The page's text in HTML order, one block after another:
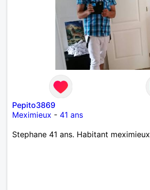
Pepito3869
Meximieux - 41 ans
Stephane 41 ans. Habitant meximieux